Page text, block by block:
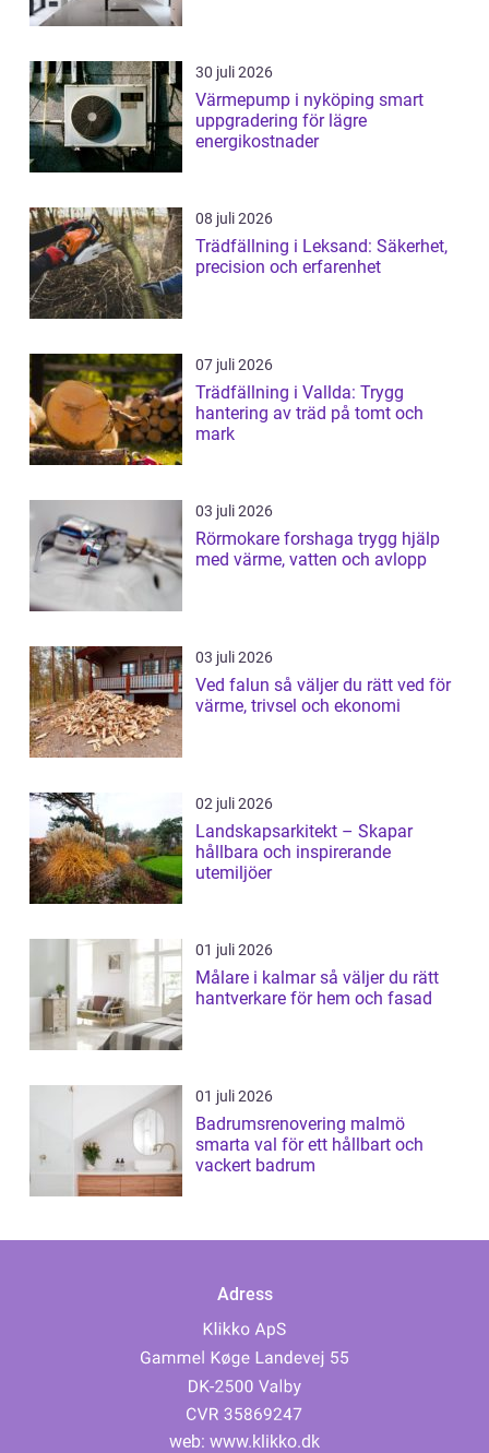
30 juli 2026
Värmepump i nyköping smart
uppgradering för lägre
energikostnader
08 juli 2026
Trädfällning i Leksand: Säkerhet,
precision och erfarenhet
07 juli 2026
Trädfällning i Vallda: Trygg
hantering av träd på tomt och
mark
03 juli 2026
Rörmokare forshaga trygg hjälp
med värme, vatten och avlopp
03 juli 2026
Ved falun så väljer du rätt ved för
värme, trivsel och ekonomi
02 juli 2026
Landskapsarkitekt – Skapar
hållbara och inspirerande
utemiljöer
01 juli 2026
Målare i kalmar så väljer du rätt
hantverkare för hem och fasad
01 juli 2026
Badrumsrenovering malmö
smarta val för ett hållbart och
vackert badrum
Adress
web: www.klikko.dk